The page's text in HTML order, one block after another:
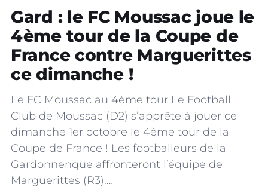
Gard : le FC Moussac joue le
4ème tour de la Coupe de
France contre Marguerittes
ce dimanche !
Le FC Moussac au 4ème tour Le Football
Club de Moussac (D2) s’apprête à jouer ce
dimanche 1er octobre le 4ème tour de la
Coupe de France ! Les footballeurs de la
Gardonnenque affronteront l’équipe de
Marguerittes (R3).…